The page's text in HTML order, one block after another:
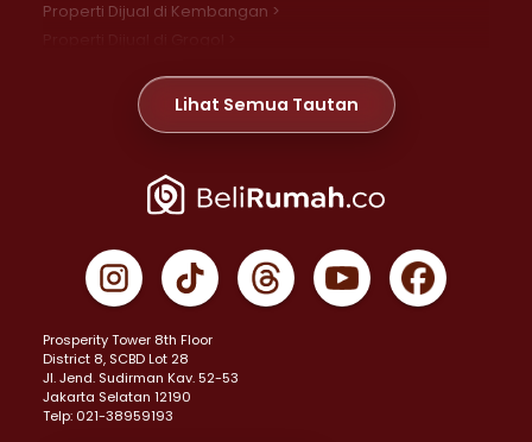
Properti Dijual di Kembangan >
Properti Dijual di Meruya >
Properti Dijual di Jelambar >
Properti Dijual di Jakarta Pusat >
Properti Dijual di Gambir >
Properti Dijual di Johar Baru >
Properti Dijual di Menteng >
Properti Dijual di Senen >
Properti Dijual di Tanah Abang >
Properti Dijual di Cikini >
Lihat Semua Tautan
Prosperity Tower 8th Floor
District 8, SCBD Lot 28
JI. Jend. Sudirman Kav. 52-53
Jakarta Selatan 12190
Telp: 021-38959193